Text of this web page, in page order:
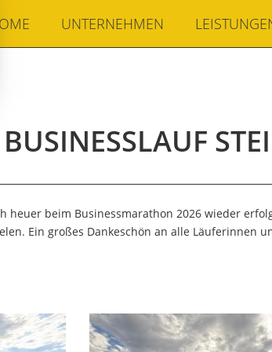
UNTERNEHMEN
BUSINESSLAUF
heuer beim Businessmarathon 2026 wieder
Ein großes Dankeschön an alle Läuferinnen